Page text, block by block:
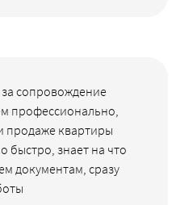
сопровождение
профессионально,
продаже квартиры
быстро, знает на что
документам, сразу